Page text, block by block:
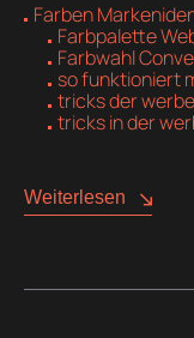
Farben
Farbpalette
Farbwahl
so funktioniert
tricks der
tricks in der
Weiterlesen